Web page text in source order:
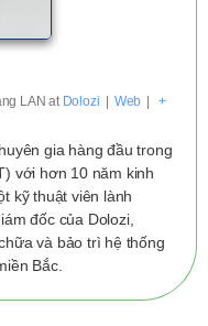
LAN at Dolozi Web
+
gia hàng đầu trong
với hơn 10 năm kinh
kỹ thuật viên lành
đốc của Dolozi,
và bảo trì hệ thống
Bắc.